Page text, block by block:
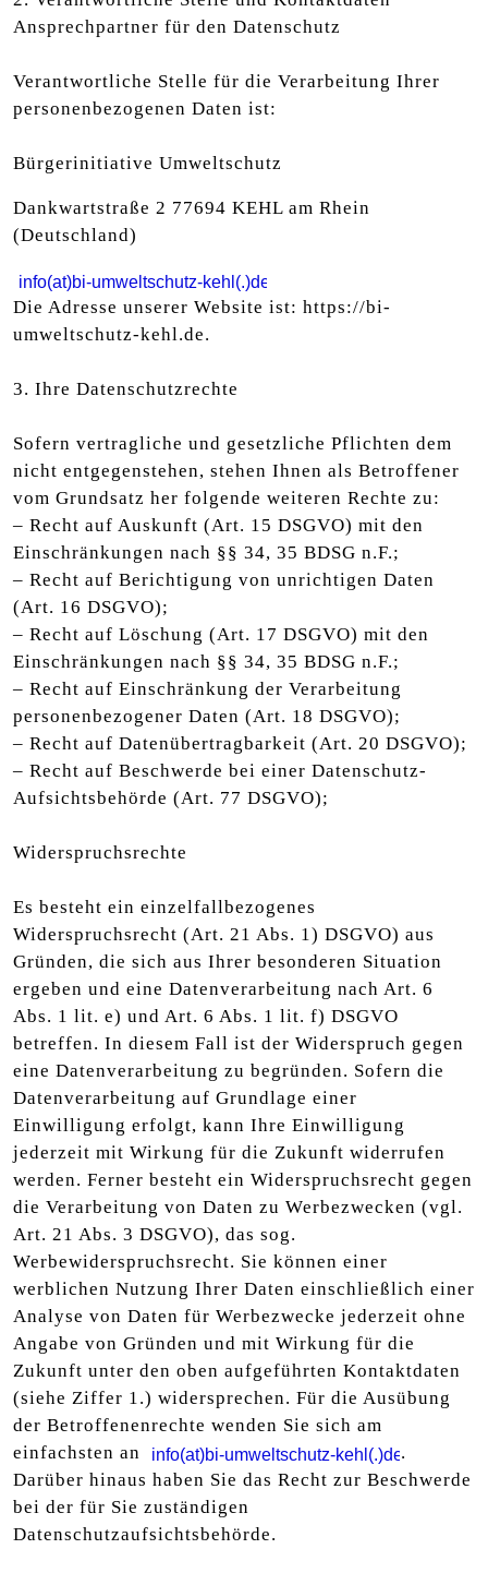
Ansprechpartner für den Datenschutz
Verantwortliche Stelle für die Verarbeitung Ihrer
personenbezogenen Daten ist:
Bürgerinitiative Umweltschutz
Dankwartstraße 2 77694 KEHL am Rhein
(Deutschland)
Die Adresse unserer Website ist: https://bi-
umweltschutz-kehl.de.
3. Ihre Datenschutzrechte
Sofern vertragliche und gesetzliche Pflichten dem
nicht entgegenstehen, stehen Ihnen als Betroffener
vom Grundsatz her folgende weiteren Rechte zu:
– Recht auf Auskunft (Art. 15 DSGVO) mit den
Einschränkungen nach §§ 34, 35 BDSG n.F.;
– Recht auf Berichtigung von unrichtigen Daten
(Art. 16 DSGVO);
– Recht auf Löschung (Art. 17 DSGVO) mit den
Einschränkungen nach §§ 34, 35 BDSG n.F.;
– Recht auf Einschränkung der Verarbeitung
personenbezogener Daten (Art. 18 DSGVO);
– Recht auf Datenübertragbarkeit (Art. 20 DSGVO);
– Recht auf Beschwerde bei einer Datenschutz-
Aufsichtsbehörde (Art. 77 DSGVO);
Widerspruchsrechte
Es besteht ein einzelfallbezogenes
Widerspruchsrecht (Art. 21 Abs. 1) DSGVO) aus
Gründen, die sich aus Ihrer besonderen Situation
ergeben und eine Datenverarbeitung nach Art. 6
Abs. 1 lit. e) und Art. 6 Abs. 1 lit. f) DSGVO
betreffen. In diesem Fall ist der Widerspruch gegen
eine Datenverarbeitung zu begründen. Sofern die
Datenverarbeitung auf Grundlage einer
Einwilligung erfolgt, kann Ihre Einwilligung
jederzeit mit Wirkung für die Zukunft widerrufen
werden. Ferner besteht ein Widerspruchsrecht gegen
die Verarbeitung von Daten zu Werbezwecken (vgl.
Art. 21 Abs. 3 DSGVO), das sog.
Werbewiderspruchsrecht. Sie können einer
werblichen Nutzung Ihrer Daten einschließlich einer
Analyse von Daten für Werbezwecke jederzeit ohne
Angabe von Gründen und mit Wirkung für die
Zukunft unter den oben aufgeführten Kontaktdaten
(siehe Ziffer 1.) widersprechen. Für die Ausübung
der Betroffenenrechte wenden Sie sich am
einfachsten an
.
Darüber hinaus haben Sie das Recht zur Beschwerde
bei der für Sie zuständigen
Datenschutzaufsichtsbehörde.